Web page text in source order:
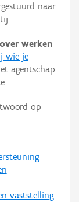
naar
werken
wie je
agentschap
op
vaststelling